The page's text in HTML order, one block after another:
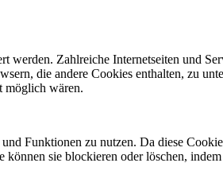
werden. Zahlreiche Internetseiten und
die andere Cookies enthalten, zu
möglich wären.
Funktionen zu nutzen. Da diese
sie blockieren oder löschen,